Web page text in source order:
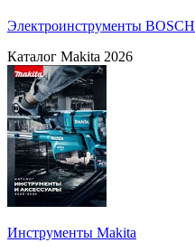
Электроинструменты BOSCH
Каталог Makita 2026
Инструменты Makita